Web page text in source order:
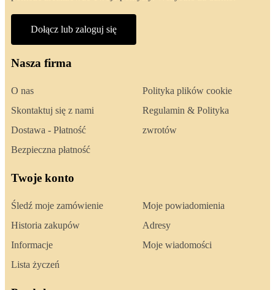
Dołącz lub zaloguj się
Nasza firma
O nas
Skontaktuj się z nami
Dostawa - Płatność
Bezpieczna płatność
Polityka plików cookie
Regulamin & Polityka
zwrotów
Twoje konto
Śledź moje zamówienie
Historia zakupów
Informacje
Lista życzeń
Moje powiadomienia
Adresy
Moje wiadomości